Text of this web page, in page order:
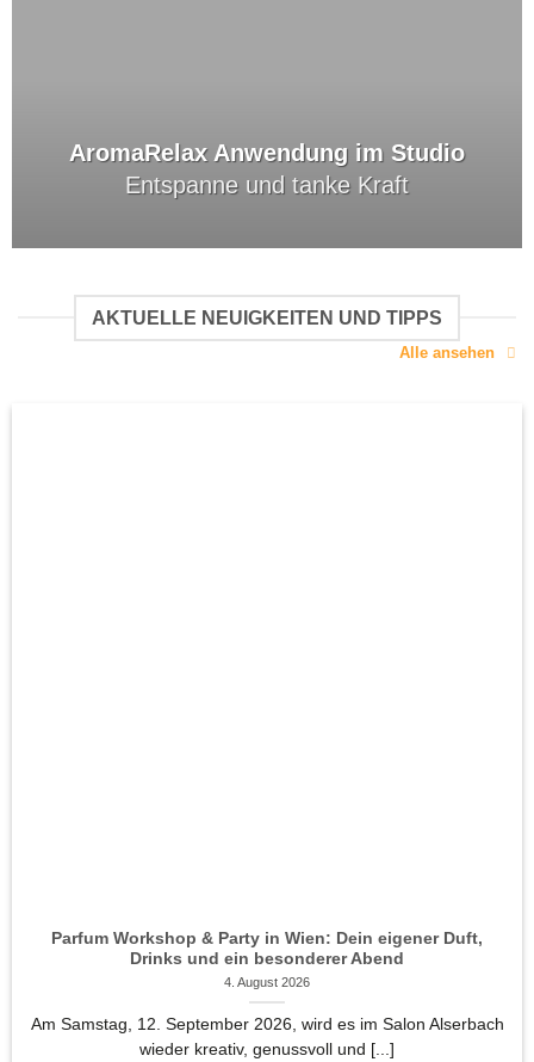
AromaRelax Anwendung im Studio
Entspanne und tanke Kraft
AKTUELLE NEUIGKEITEN UND TIPPS
Alle ansehen
Parfum Workshop & Party in Wien: Dein eigener Duft,
Drinks und ein besonderer Abend
4. August 2026
Am Samstag, 12. September 2026, wird es im Salon Alserbach
wieder kreativ, genussvoll und [...]